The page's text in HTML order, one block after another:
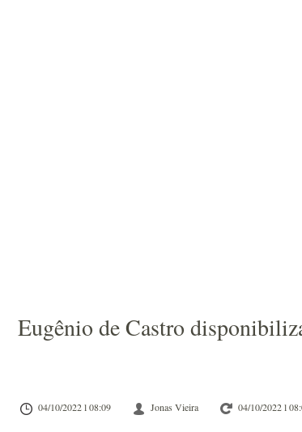
Eugênio de Castro
04/10/2022 l 08:09 Jonas Vieira 04/10/2022 l